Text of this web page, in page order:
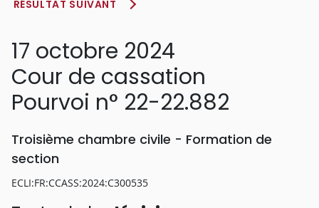
RÉSULTAT SUIVANT
17 octobre 2024
Cour de cassation
Pourvoi n° 22-22.882
Troisième chambre civile - Formation de
section
ECLI:FR:CCASS:2024:C300535